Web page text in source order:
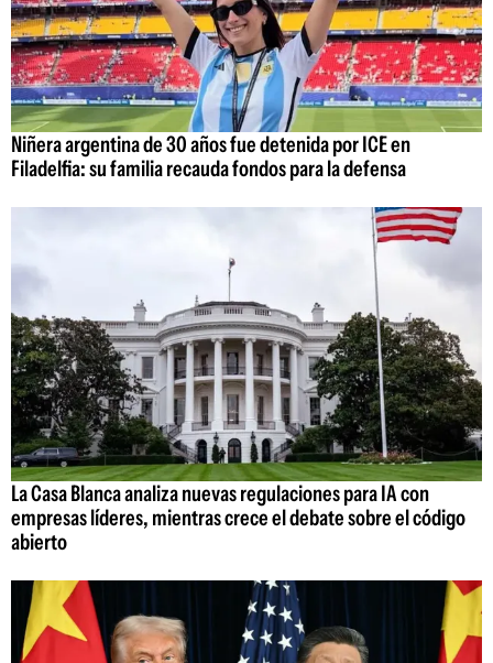
Niñera argentina de 30 años fue detenida por ICE en
Filadelfia: su familia recauda fondos para la defensa
La Casa Blanca analiza nuevas regulaciones para IA con
empresas líderes, mientras crece el debate sobre el código
abierto